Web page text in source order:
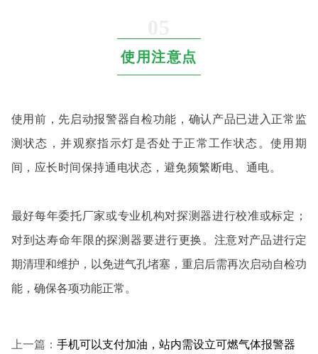
使用注意点
使用前，先启动报警器自检功能，确认产品已进入正常监
测状态，并观察指示灯是否处于正常工作状态。 使用期
间，应长时间保持通电状态，避免频繁断电、通电。
最好每年委托厂家或专业机构对探测器进行校准或标定；
对到达寿命年限的探测器要进行更换。注意对产品进行定
期清理和维护，以免进气孔堵塞，重启后需再次启动自检功
能，确保各项功能正常。
上一篇： 手机可以支付加油，站内需设立可燃气体报警器